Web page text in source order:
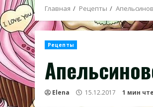
Главная Рецепты
Рецепты
Elena 15.12.2017 1 мин